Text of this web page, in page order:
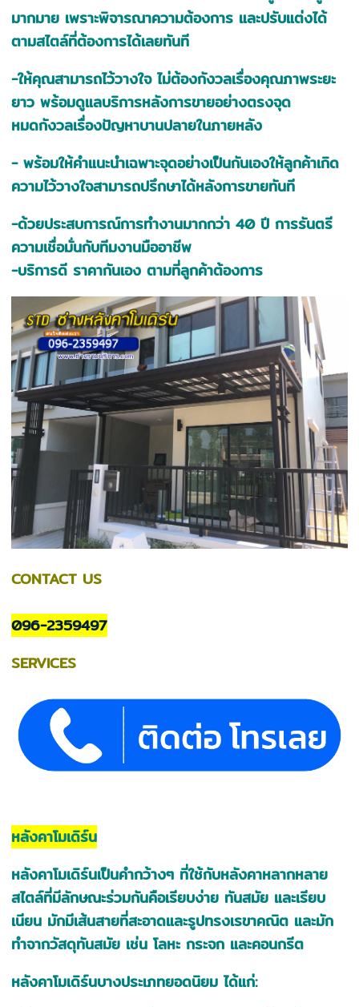
มากมาย เพราะพิจารณาความต้องการ และปรับแต่งได้
ตามสไตล์ที่ต้องการได้เลยทันที
-ให้คุณสามารถไว้วางใจ ไม่ต้องกังวลเรื่องคุณภาพระยะ
ยาว พร้อมดูแลบริการหลังการขายอย่างตรงจุด
หมดกังวลเรื่องปัญหาบานปลายในภายหลัง
- พร้อมให้คำแนะนำเฉพาะจุดอย่างเป็นกันเองให้ลูกค้าเกิด
ความไว้วางใจสามารถปรึกษาได้หลังการขายทันที
-ด้วยประสบการณ์การทำงานมากกว่า 40 ปี การรันตรี
ความเชื่อมั่นกับทีมงานมืออาชีพ
-บริการดี ราคากันเอง ตามที่ลูกค้าต้องการ
CONTACT US
096-2359497
SERVICES
หลังคาโมเดิร์น
หลังคาโมเดิร์นเป็นคำกว้างๆ ที่ใช้กับหลังคาหลากหลาย
สไตล์ที่มีลักษณะร่วมกันคือเรียบง่าย ทันสมัย และเรียบ
เนียน มักมีเส้นสายที่สะอาดและรูปทรงเรขาคณิต และมัก
ทำจากวัสดุทันสมัย เช่น โลหะ กระจก และคอนกรีต
หลังคาโมเดิร์นบางประเภทยอดนิยม ได้แก่: